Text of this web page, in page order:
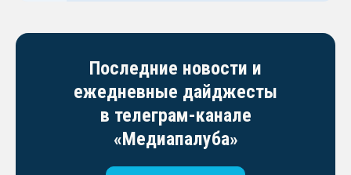
Последние новости и
ежедневные дайджесты
в телеграм-канале
«Медиапалуба»